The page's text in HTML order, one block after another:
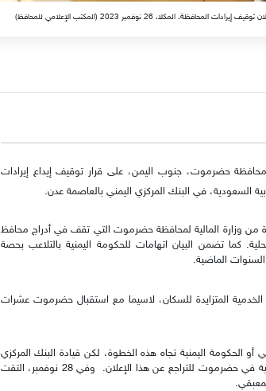
26 نوفمبر 2023 (المكتب الإعلامي للمحافظ)
حضرموت، جنوب اليمن، على قرار توقيف إيداع إيرادات
السعودية، في البنك المركزي اليمني بالعاصمة عدن.
من وزارة المالية لمحافظة حضرموت التي تقف في أدراج محافظ
كما تضمن البيان اتهامات للحكومة اليمنية بالتلاعب بحصة
الخدمية المتزايدة للسكان، لاسيما مع استقبال حضرموت عشرات
اليمنية تجاه هذه الخطوة، لكن قيادة البنك المركزي
اليمني بدأت على الفور تحركات للضغط على السلطة المحلية في حضرموت للتراجع عن هذا الإعلان. وفي 28 نوفمبر، التقت